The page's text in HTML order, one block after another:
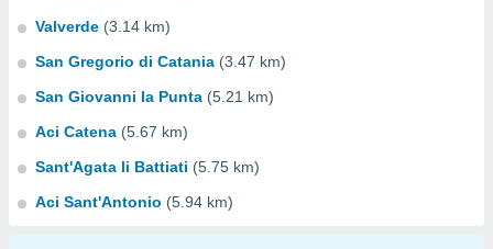
Valverde (3.14 km)
San Gregorio di Catania (3.47 km)
San Giovanni la Punta (5.21 km)
Aci Catena (5.67 km)
Sant'Agata li Battiati (5.75 km)
Aci Sant'Antonio (5.94 km)